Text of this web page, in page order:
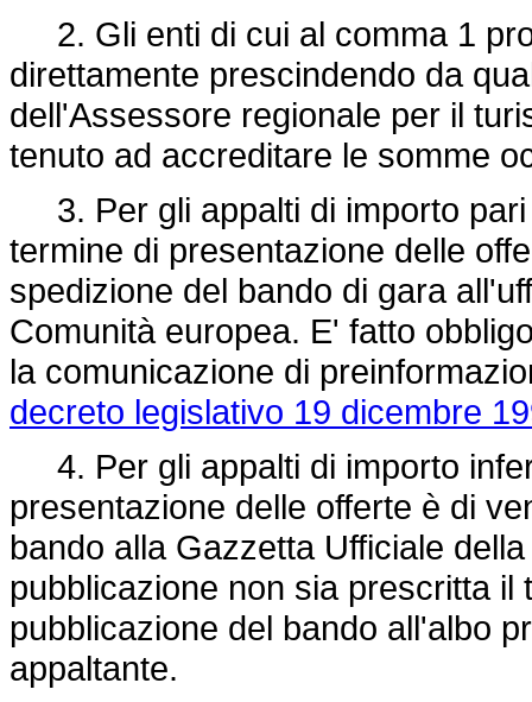
2. Gli enti di cui al comma 1
direttamente prescindendo da
dell'Assessore regionale per il
tenuto ad accreditare le somme
3. Per gli appalti di importo pari
termine di presentazione delle
spedizione del bando di gara
Comunità europea. E' fatto
la comunicazione di
decreto legislativo 19 dicembre
4. Per gli appalti di importo
presentazione delle offerte è di
bando alla Gazzetta Ufficiale
pubblicazione non sia prescritta
pubblicazione del bando all'albo
appaltante.